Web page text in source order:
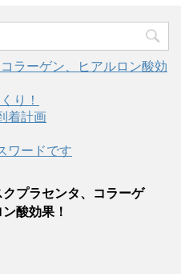
ラーゲン、ヒアルロン酸効
り！
着計画
ワードです
プラセンタ、コラーゲ
酸効果！